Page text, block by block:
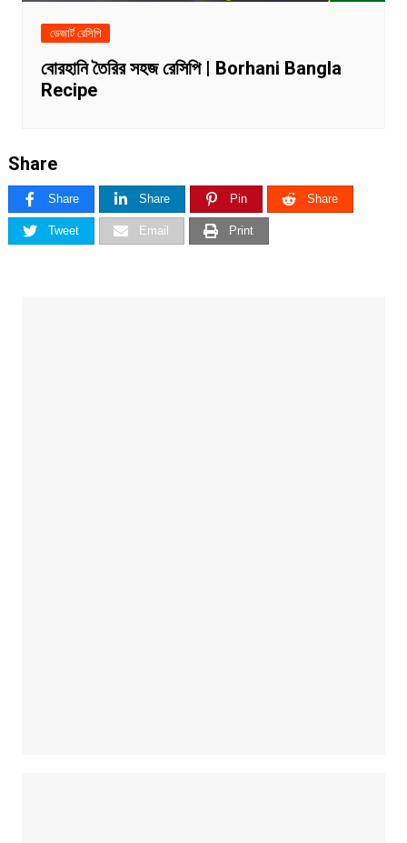
ডেজার্ট রেসিপি
বোরহানি তৈরির সহজ রেসিপি | Borhani Bangla
Recipe
Share
Share Share Pin Share
Tweet Email Print